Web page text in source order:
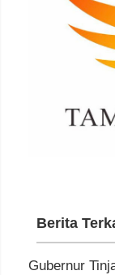
Berita
Gubernur